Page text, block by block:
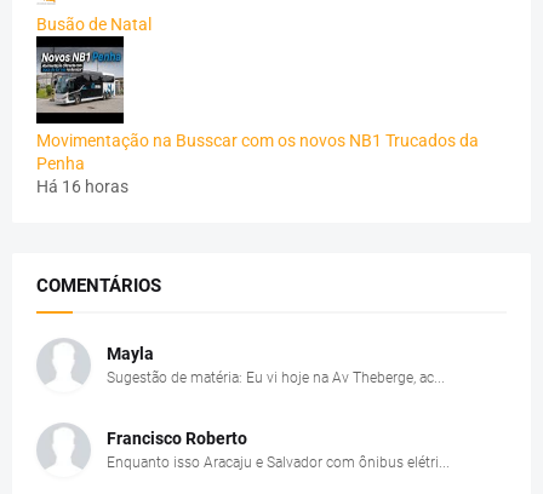
Busão de Natal
Movimentação na Busscar com os novos NB1 Trucados da
Penha
Há 16 horas
COMENTÁRIOS
Mayla
Sugestão de matéria: Eu vi hoje na Av Theberge, ac...
Francisco Roberto
Enquanto isso Aracaju e Salvador com ônibus elétri...